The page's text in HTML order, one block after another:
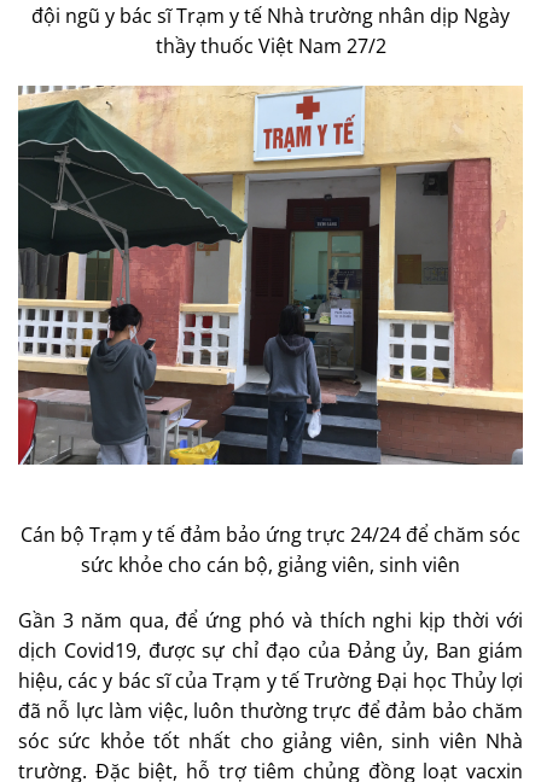
đội ngũ y bác sĩ Trạm y tế Nhà trường nhân dịp Ngày
thầy thuốc Việt Nam 27/2
Cán bộ Trạm y tế đảm bảo ứng trực 24/24 để chăm sóc
sức khỏe cho cán bộ, giảng viên, sinh viên
Gần 3 năm qua, để ứng phó và thích nghi kịp thời với
dịch Covid19, được sự chỉ đạo của Đảng ủy, Ban giám
hiệu, các y bác sĩ của Trạm y tế Trường Đại học Thủy lợi
đã nỗ lực làm việc, luôn thường trực để đảm bảo chăm
sóc sức khỏe tốt nhất cho giảng viên, sinh viên Nhà
trường. Đặc biệt, hỗ trợ tiêm chủng đồng loạt vacxin